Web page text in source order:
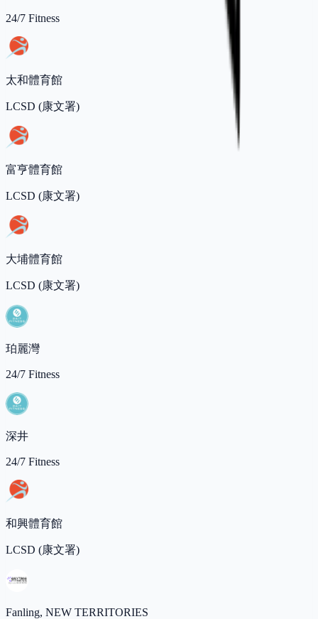
24/7 Fitness
太和體育館
LCSD (康文署)
富亨體育館
LCSD (康文署)
大埔體育館
LCSD (康文署)
珀麗灣
24/7 Fitness
深井
24/7 Fitness
和興體育館
LCSD (康文署)
Fanling, NEW TERRITORIES